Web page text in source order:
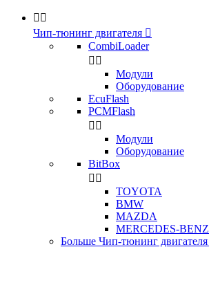
 
Чип-тюнинг двигателя 
CombiLoader
 
Модули
Оборудование
EcuFlash
PCMFlash
 
Модули
Оборудование
BitBox
 
TOYOTA
BMW
MAZDA
MERCEDES-BENZ
Больше Чип-тюнинг двигателя